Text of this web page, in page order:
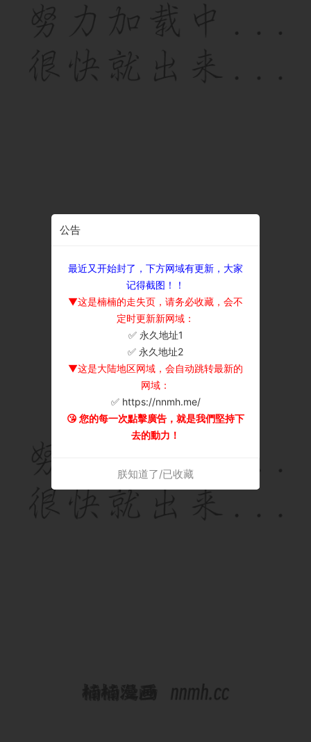
公告
最近又开始封了，下方网域有更新，大家
记得截图！！
▼这是楠楠的走失页，请务必收藏，会不
定时更新新网域：
✅ 永久地址1
✅ 永久地址2
▼这是大陆地区网域，会自动跳转最新的
网域：
✅ https://nnmh.me/
😘 您的每一次點擊廣告，就是我們堅持下
去的動力！
朕知道了/已收藏